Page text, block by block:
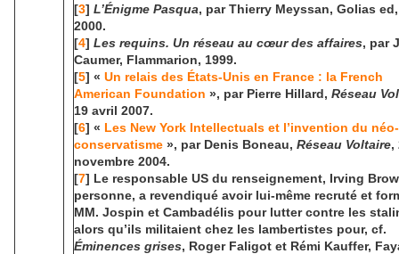
[3] L’Énigme Pasqua, par Thierry Meyssan, Golias ed,
2000.
[4] Les requins. Un réseau au cœur des affaires, par
Caumer, Flammarion, 1999.
[5] « Un relais des États-Unis en France : la French
American Foundation », par Pierre Hillard, Réseau
19 avril 2007.
[6] « Les New York Intellectuals et l’invention du néo-
conservatisme », par Denis Boneau, Réseau Voltaire,
novembre 2004.
[7] Le responsable US du renseignement, Irving
personne, a revendiqué avoir lui-même recruté et
MM. Jospin et Cambadélis pour lutter contre les
alors qu’ils militaient chez les lambertistes pour, cf.
Éminences grises, Roger Faligot et Rémi Kauffer,